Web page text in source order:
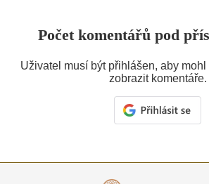
Počet komentářů pod
Uživatel musí být přihlášen, aby
zobrazit komentáře.